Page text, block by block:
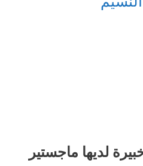
لديها ماجستير